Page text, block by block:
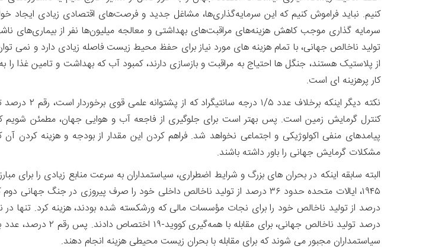
کنیم. نباید فراموش کنیم که این سرمایه‌گذاری‌ها، مشاغل جدید و فرصت‌های اقتصادی زیادی ایجاد
سرمایه گذاری موجب کاهش هزینه‌های مراقبت‌های بهداشتی و معالجه میلیون‌ها نفر از بیماری‌های
از پلاستیک هستند، جنگل ها احتیاج به مراقبت و بازسازی دارند، کمبود آب که بهداشت و تامین غذا را
کار پرهزینه ای است.
نکته دیگر
کنترل گرمایش زمین است. پس بهتر است برای جلوگیری از فاجعه آب و هوایی جهان، مطمئن
پیامدهای منفی اکولوژیکی و اجتماعی نخواهد شد. فراهم کردن این مقدار از بودجه و هزینه کردن آن
مشکلات گرمایش جهانی را باور داشته باشند.
البته سابقه اینکه در بحران های بزرگ و شرایط اضطراری، سیاستمداران به سرعت منابع زیادی را برای
درصد تولید ناخالص
سیاستمداران مجبور می شوند که برای مقابله با بحران زیست محیطی هزینه انجام دهند.